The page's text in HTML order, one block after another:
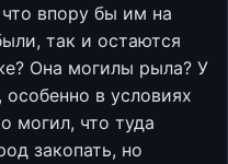
впору бы им на
так и остаются
Она могилы рыла? У
особенно в условиях
могил, что туда
закопать, но